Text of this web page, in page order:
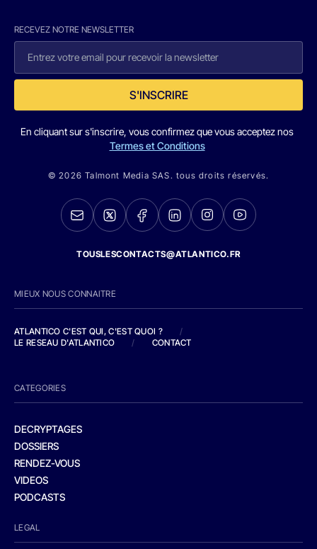
RECEVEZ NOTRE NEWSLETTER
S'INSCRIRE
En cliquant sur s'inscrire, vous confirmez que vous acceptez nos
Termes et Conditions
© 2026 Talmont Media SAS. tous droits réservés.
TOUSLESCONTACTS@ATLANTICO.FR
MIEUX NOUS CONNAITRE
ATLANTICO C'EST QUI, C'EST QUOI ?
/
LE RESEAU D'ATLANTICO
/ CONTACT
CATEGORIES
DECRYPTAGES
DOSSIERS
RENDEZ-VOUS
VIDEOS
PODCASTS
LEGAL